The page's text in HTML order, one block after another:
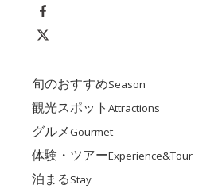
旬のおすすめSeason
観光スポット Attractions
グルメGourmet
体験・ツアーExperience&Tour
泊まるStay